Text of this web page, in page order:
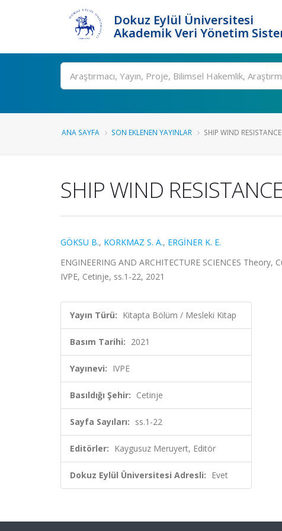
Dokuz Eylül Üniversitesi
Akademik Veri Yönetim
Ara
ANA SAYFA SON EKLENEN YAYINLAR SHIP WIND
SHIP WIND
GÖKSU B., KORKMAZ S. A., ERGİNER K. E.
ENGINEERING AND ARCHITECTURE SCIENCES
IVPE, Cetinje, ss.1-22, 2021
Yayın Türü: Kitapta Bölüm / Mesleki Kitap
Basım Tarihi: 2021
Yayınevi: IVPE
Basıldığı Şehir: Cetinje
Sayfa Sayıları: ss.1-22
Editörler: Kaygusuz Meruyert, Editör
Dokuz Eylül Üniversitesi Adresli: Evet